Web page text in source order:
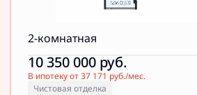
2-комнатная
10 350 000руб.
В ипотеку от 37 171 руб./мес.
Чистовая отделка